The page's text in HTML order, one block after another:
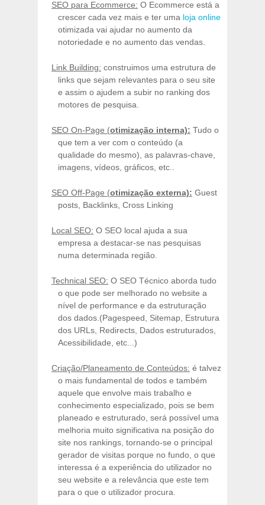
SEO para Ecommerce: O Ecommerce está a
crescer cada vez mais e ter uma loja online
otimizada vai ajudar no aumento da
notoriedade e no aumento das vendas.
Link Building: construimos uma estrutura de
links que sejam relevantes para o seu site
e assim o ajudem a subir no ranking dos
motores de pesquisa.
SEO On-Page (otimização interna): Tudo o
que tem a ver com o conteúdo (a
qualidade do mesmo), as palavras-chave,
imagens, vídeos, gráficos, etc..
SEO Off-Page (otimização externa): Guest
posts, Backlinks, Cross Linking
Local SEO: O SEO local ajuda a sua
empresa a destacar-se nas pesquisas
numa determinada região.
Technical SEO: O SEO Técnico aborda tudo
o que pode ser melhorado no website a
nível de performance e da estruturação
dos dados.(Pagespeed, Sitemap, Estrutura
dos URLs, Redirects, Dados estruturados,
Acessibilidade, etc...)
Criação/Planeamento de Conteúdos: é talvez
o mais fundamental de todos e também
aquele que envolve mais trabalho e
conhecimento especializado, pois se bem
planeado e estruturado, será possível uma
melhoria muito significativa na posição do
site nos rankings, tornando-se o principal
gerador de visitas porque no fundo, o que
interessa é a experiência do utilizador no
seu website e a relevância que este tem
para o que o utilizador procura.